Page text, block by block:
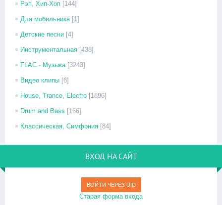
Рэп, Хип-Хоп [144]
Для мобильника [1]
Детские песни [4]
Инструментальная [438]
FLAC - Музыка [3243]
Видео клипы [6]
House, Trance, Electro [1896]
Drum and Bass [166]
Классическая, Симфония [84]
ВХОД НА САЙТ
ВОЙТИ ЧЕРЕЗ UID
Старая форма входа